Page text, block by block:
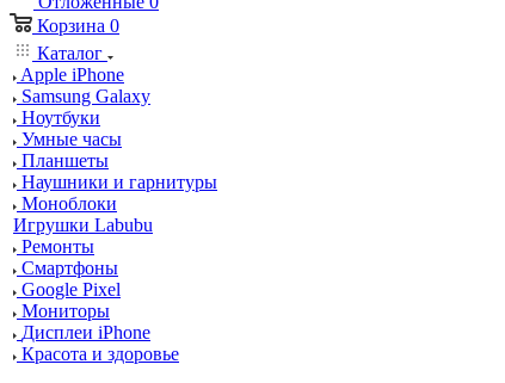
Корзина 0
Каталог
Apple iPhone
Samsung Galaxy
Ноутбуки
Умные часы
Планшеты
Наушники и гарнитуры
Моноблоки
Игрушки Labubu
Ремонты
Смартфоны
Google Pixel
Мониторы
Дисплеи iPhone
Красота и здоровье